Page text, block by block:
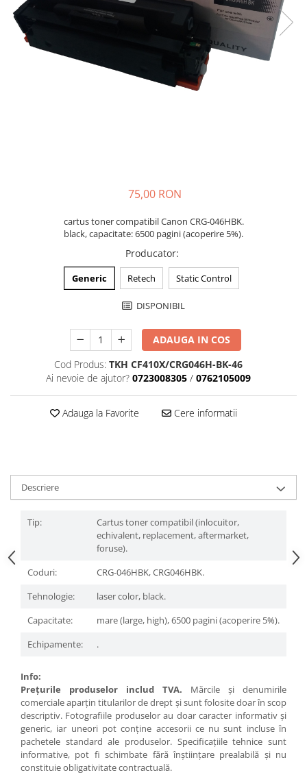
75,00 RON
cartus toner compatibil Canon CRG-046HBK.
black, capacitate: 6500 pagini (acoperire 5%).
Producator:
Generic Retech Static Control
DISPONIBIL
ADAUGA IN COS
Cod Produs: TKH CF410X/CRG046H-BK-46
Ai nevoie de ajutor? 0723008305 / 0762105009
Adauga la Favorite Cere informatii
Descriere
Tip:
Cartus toner compatibil (inlocuitor,
echivalent, replacement, aftermarket,
foruse).
Coduri:
CRG-046HBK, CRG046HBK.
Tehnologie:
laser color, black.
Capacitate:
mare (large, high), 6500 pagini (acoperire 5%).
Echipamente:
.
Info:
Preţurile produselor includ TVA. Mărcile şi denumirile
comerciale aparţin titularilor de drept şi sunt folosite doar în scop
descriptiv. Fotografiile produselor au doar caracter informativ şi
generic, iar uneori pot conţine accesorii ce nu sunt incluse în
pachetele standard ale produselor. Specificaţiile tehnice sunt
informative, pot fi schimbate fără înştiinţare prealabilă şi nu
constituie obligativitate contractuală.